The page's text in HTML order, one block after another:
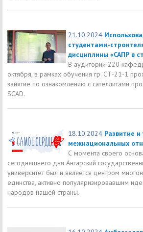
21.10.2024
студентами-
дисциплины «САПР в
В аудитории 220
октября, в рамках обучения гр. СТ-21-1
занятие по ознакомлению с сателлитами
SCAD.
18.10.2024 Развитие и
межнациональных
С момента своего
сегодняшнего дня Ангарский
университет был и является центром
единства, активно популяризировавшим
народов нашей страны.